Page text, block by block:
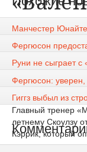
Rauf27 28-09-
Новости
Полузащитник «
«Валенсии».
Главный тренер
летнему Скоулзу
Кэррик, который
Манчестер
Фергюсон
Руни не сыграет с
Фергюсон:
Гиггз выбыл из